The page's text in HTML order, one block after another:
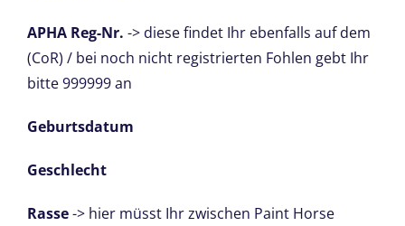
APHA Reg-Nr. -> diese findet Ihr ebenfalls auf dem
(CoR) / bei noch nicht registrierten Fohlen gebt Ihr
bitte 999999 an
Geburtsdatum
Geschlecht
Rasse-> hier müsst Ihr zwischen Paint Horse